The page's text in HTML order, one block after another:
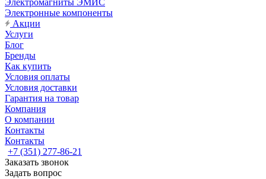
Электромагниты ЭМИС
Электронные компоненты
Акции
Услуги
Блог
Бренды
Как купить
Условия оплаты
Условия доставки
Гарантия на товар
Компания
О компании
Контакты
Контакты
+7 (351) 277-86-21
Заказать звонок
Задать вопрос